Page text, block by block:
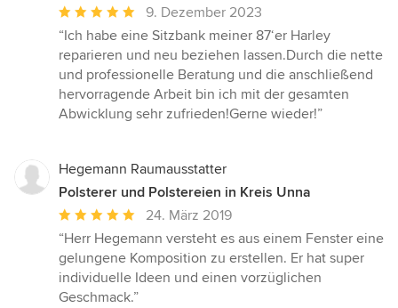
Durchschnittliche
Bewertung:
5
von
5
Sternen
9. Dezember 2023
“Ich habe eine Sitzbank meiner 87‘er Harley
reparieren und neu beziehen lassen.Durch die nette
und professionelle Beratung und die anschließend
hervorragende Arbeit bin ich mit der gesamten
Abwicklung sehr zufrieden!Gerne wieder!”
Hegemann Raumausstatter
Polsterer und Polstereien in Kreis Unna
Durchschnittliche
Bewertung:
5
von
5
24. März 2019
“Herr Hegemann versteht es aus einem Fenster eine
gelungene Komposition zu erstellen. Er hat super
individuelle Ideen und einen vorzüglichen
Geschmack.”